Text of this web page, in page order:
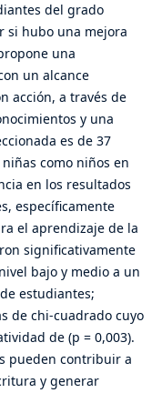
del grado
si hubo una mejora
una
un alcance
acción, a través de
y una
es de 37
como niños en
en los resultados
específicamente
el aprendizaje de la
significativamente
bajo y medio a un
estudiantes;
de chi-cuadrado cuyo
de (p = 0,003).
pueden contribuir a
y generar